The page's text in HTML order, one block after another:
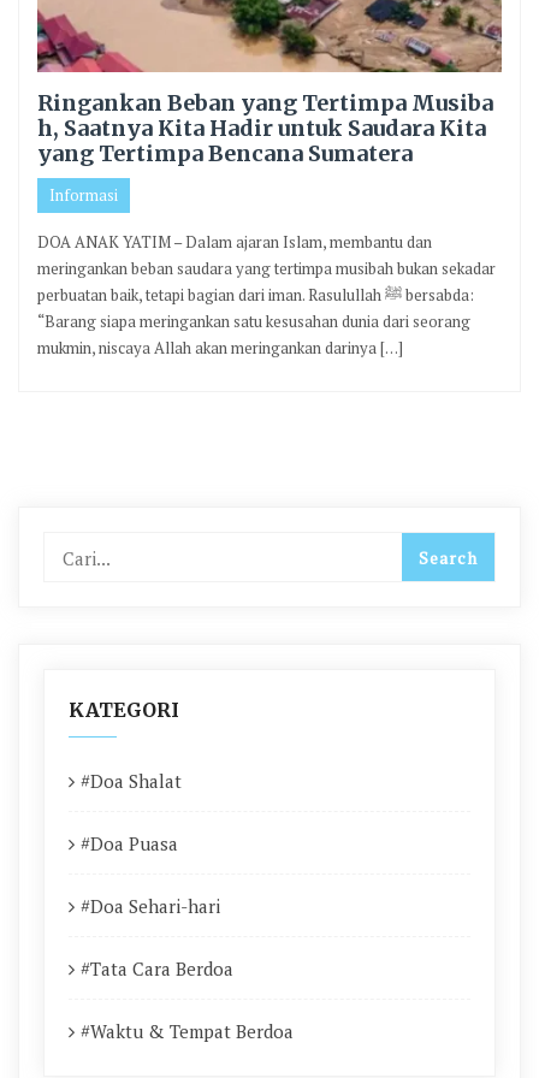
Ringankan Beban yang Tertimpa Musiba
h, Saatnya Kita Hadir untuk Saudara Kita
yang Tertimpa Bencana Sumatera
Informasi
DOA ANAK YATIM – Dalam ajaran Islam, membantu dan
meringankan beban saudara yang tertimpa musibah bukan sekadar
perbuatan baik, tetapi bagian dari iman. Rasulullah ﷺ bersabda:
“Barang siapa meringankan satu kesusahan dunia dari seorang
mukmin, niscaya Allah akan meringankan darinya […]
KATEGORI
#Doa Shalat
#Doa Puasa
#Doa Sehari-hari
#Tata Cara Berdoa
#Waktu & Tempat Berdoa